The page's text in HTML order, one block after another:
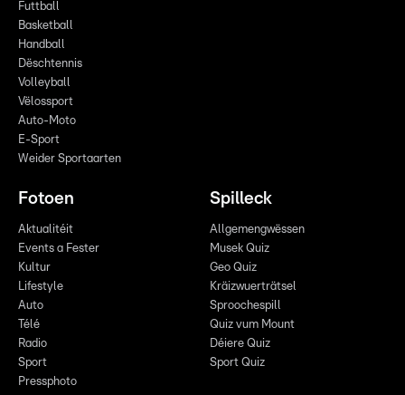
Futtball
Basketball
Handball
Dëschtennis
Volleyball
Vëlossport
Auto-Moto
E-Sport
Weider Sportaarten
Fotoen
Aktualitéit
Events a Fester
Kultur
Lifestyle
Auto
Télé
Radio
Sport
Pressphoto
Spilleck
Allgemengwëssen
Musek Quiz
Geo Quiz
Kräizwuerträtsel
Sproochespill
Quiz vum Mount
Déiere Quiz
Sport Quiz